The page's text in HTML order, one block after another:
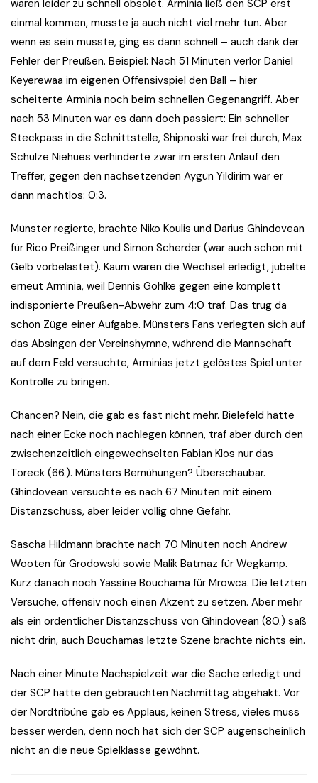
waren leider zu schnell obsolet. Arminia ließ den SCP erst
einmal kommen, musste ja auch nicht viel mehr tun. Aber
wenn es sein musste, ging es dann schnell – auch dank der
Fehler der Preußen. Beispiel: Nach 51 Minuten verlor Daniel
Keyerewaa im eigenen Offensivspiel den Ball – hier
scheiterte Arminia noch beim schnellen Gegenangriff. Aber
nach 53 Minuten war es dann doch passiert: Ein schneller
Steckpass in die Schnittstelle, Shipnoski war frei durch, Max
Schulze Niehues verhinderte zwar im ersten Anlauf den
Treffer, gegen den nachsetzenden Aygün Yildirim war er
dann machtlos: 0:3.
Münster regierte, brachte Niko Koulis und Darius Ghindovean
für Rico Preißinger und Simon Scherder (war auch schon mit
Gelb vorbelastet). Kaum waren die Wechsel erledigt, jubelte
erneut Arminia, weil Dennis Gohlke gegen eine komplett
indisponierte Preußen-Abwehr zum 4:0 traf. Das trug da
schon Züge einer Aufgabe. Münsters Fans verlegten sich auf
das Absingen der Vereinshymne, während die Mannschaft
auf dem Feld versuchte, Arminias jetzt gelöstes Spiel unter
Kontrolle zu bringen.
Chancen? Nein, die gab es fast nicht mehr. Bielefeld hätte
nach einer Ecke noch nachlegen können, traf aber durch den
zwischenzeitlich eingewechselten Fabian Klos nur das
Toreck (66.). Münsters Bemühungen? Überschaubar.
Ghindovean versuchte es nach 67 Minuten mit einem
Distanzschuss, aber leider völlig ohne Gefahr.
Sascha Hildmann brachte nach 70 Minuten noch Andrew
Wooten für Grodowski sowie Malik Batmaz für Wegkamp.
Kurz danach noch Yassine Bouchama für Mrowca. Die letzten
Versuche, offensiv noch einen Akzent zu setzen. Aber mehr
als ein ordentlicher Distanzschuss von Ghindovean (80.) saß
nicht drin, auch Bouchamas letzte Szene brachte nichts ein.
Nach einer Minute Nachspielzeit war die Sache erledigt und
der SCP hatte den gebrauchten Nachmittag abgehakt. Vor
der Nordtribüne gab es Applaus, keinen Stress, vieles muss
besser werden, denn noch hat sich der SCP augenscheinlich
nicht an die neue Spielklasse gewöhnt.